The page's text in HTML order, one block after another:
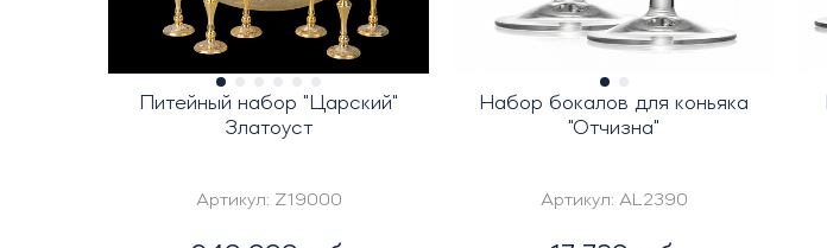
Питейный набор "Царский"
Златоуст
Артикул: Z19000
Набор бокалов для коньяка
"Отчизна"
Артикул: AL2390